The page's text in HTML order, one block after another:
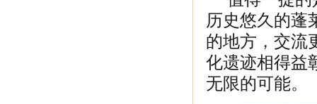
历史悠久的蓬
的地方，交流
化遗迹相得益
无限的可能。